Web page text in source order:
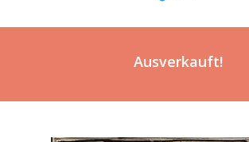
Ausverkauft!